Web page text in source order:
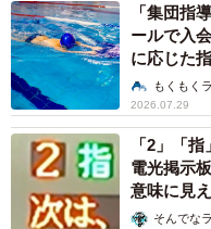
「集団指
ールで入
に応じた
祉士が解
もくもく
2026.07.29
「2」「
電光掲示
意味に見
そんでな